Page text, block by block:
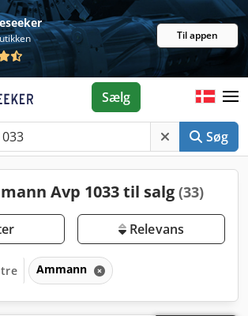
Til appen
Søg
Sælg
Avp 1033 til salg (33)
Relevans
Ammann